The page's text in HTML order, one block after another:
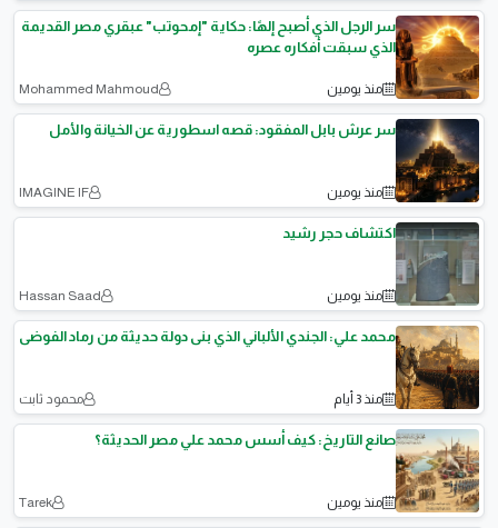
سر الرجل الذي أصبح إلهًا: حكاية "إمحوتب" عبقري مصر القديمة
الذي سبقت أفكاره عصره
منذ يومين Mohammed Mahmoud
سر عرش بابل المفقود: قصه اسطورية عن الخيانة والأمل
منذ يومين IMAGINE IF
اكتشاف حجر رشيد
منذ يومين Hassan Saad
محمد علي: الجندي الألباني الذي بنى دولة حديثة من رماد الفوضى
منذ 3 أيام محمود ثابت
صانع التاريخ: كيف أسس محمد علي مصر الحديثة؟
منذ يومين Tarek